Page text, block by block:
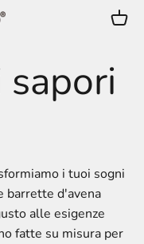
i tuoi sogni
barrette d'avena
alle esigenze
fatte su misura per